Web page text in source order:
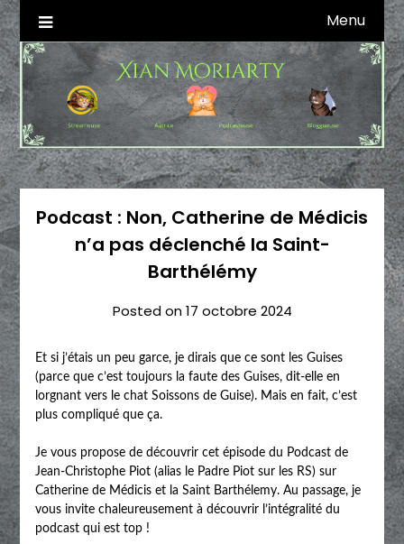
Skip
to
content
Xian Moriarty
Autrice SFFF & Blogueuse & Streameuse Menu
Podcast : Non, Catherine de Médicis
n’a pas déclenché la Saint-
Barthélémy
Posted on17 octobre 2024
Et si j’étais un peu garce, je dirais que ce sont les Guises
(parce que c’est toujours la faute des Guises, dit-elle en
lorgnant vers le chat Soissons de Guise). Mais en fait, c’est
plus compliqué que ça.
Je vous propose de découvrir cet épisode du Podcast de
Jean-Christophe Piot (alias le Padre Piot sur les RS) sur
Catherine de Médicis et la Saint Barthélemy. Au passage, je
vous invite chaleureusement à découvrir l’intégralité du
podcast qui est top !